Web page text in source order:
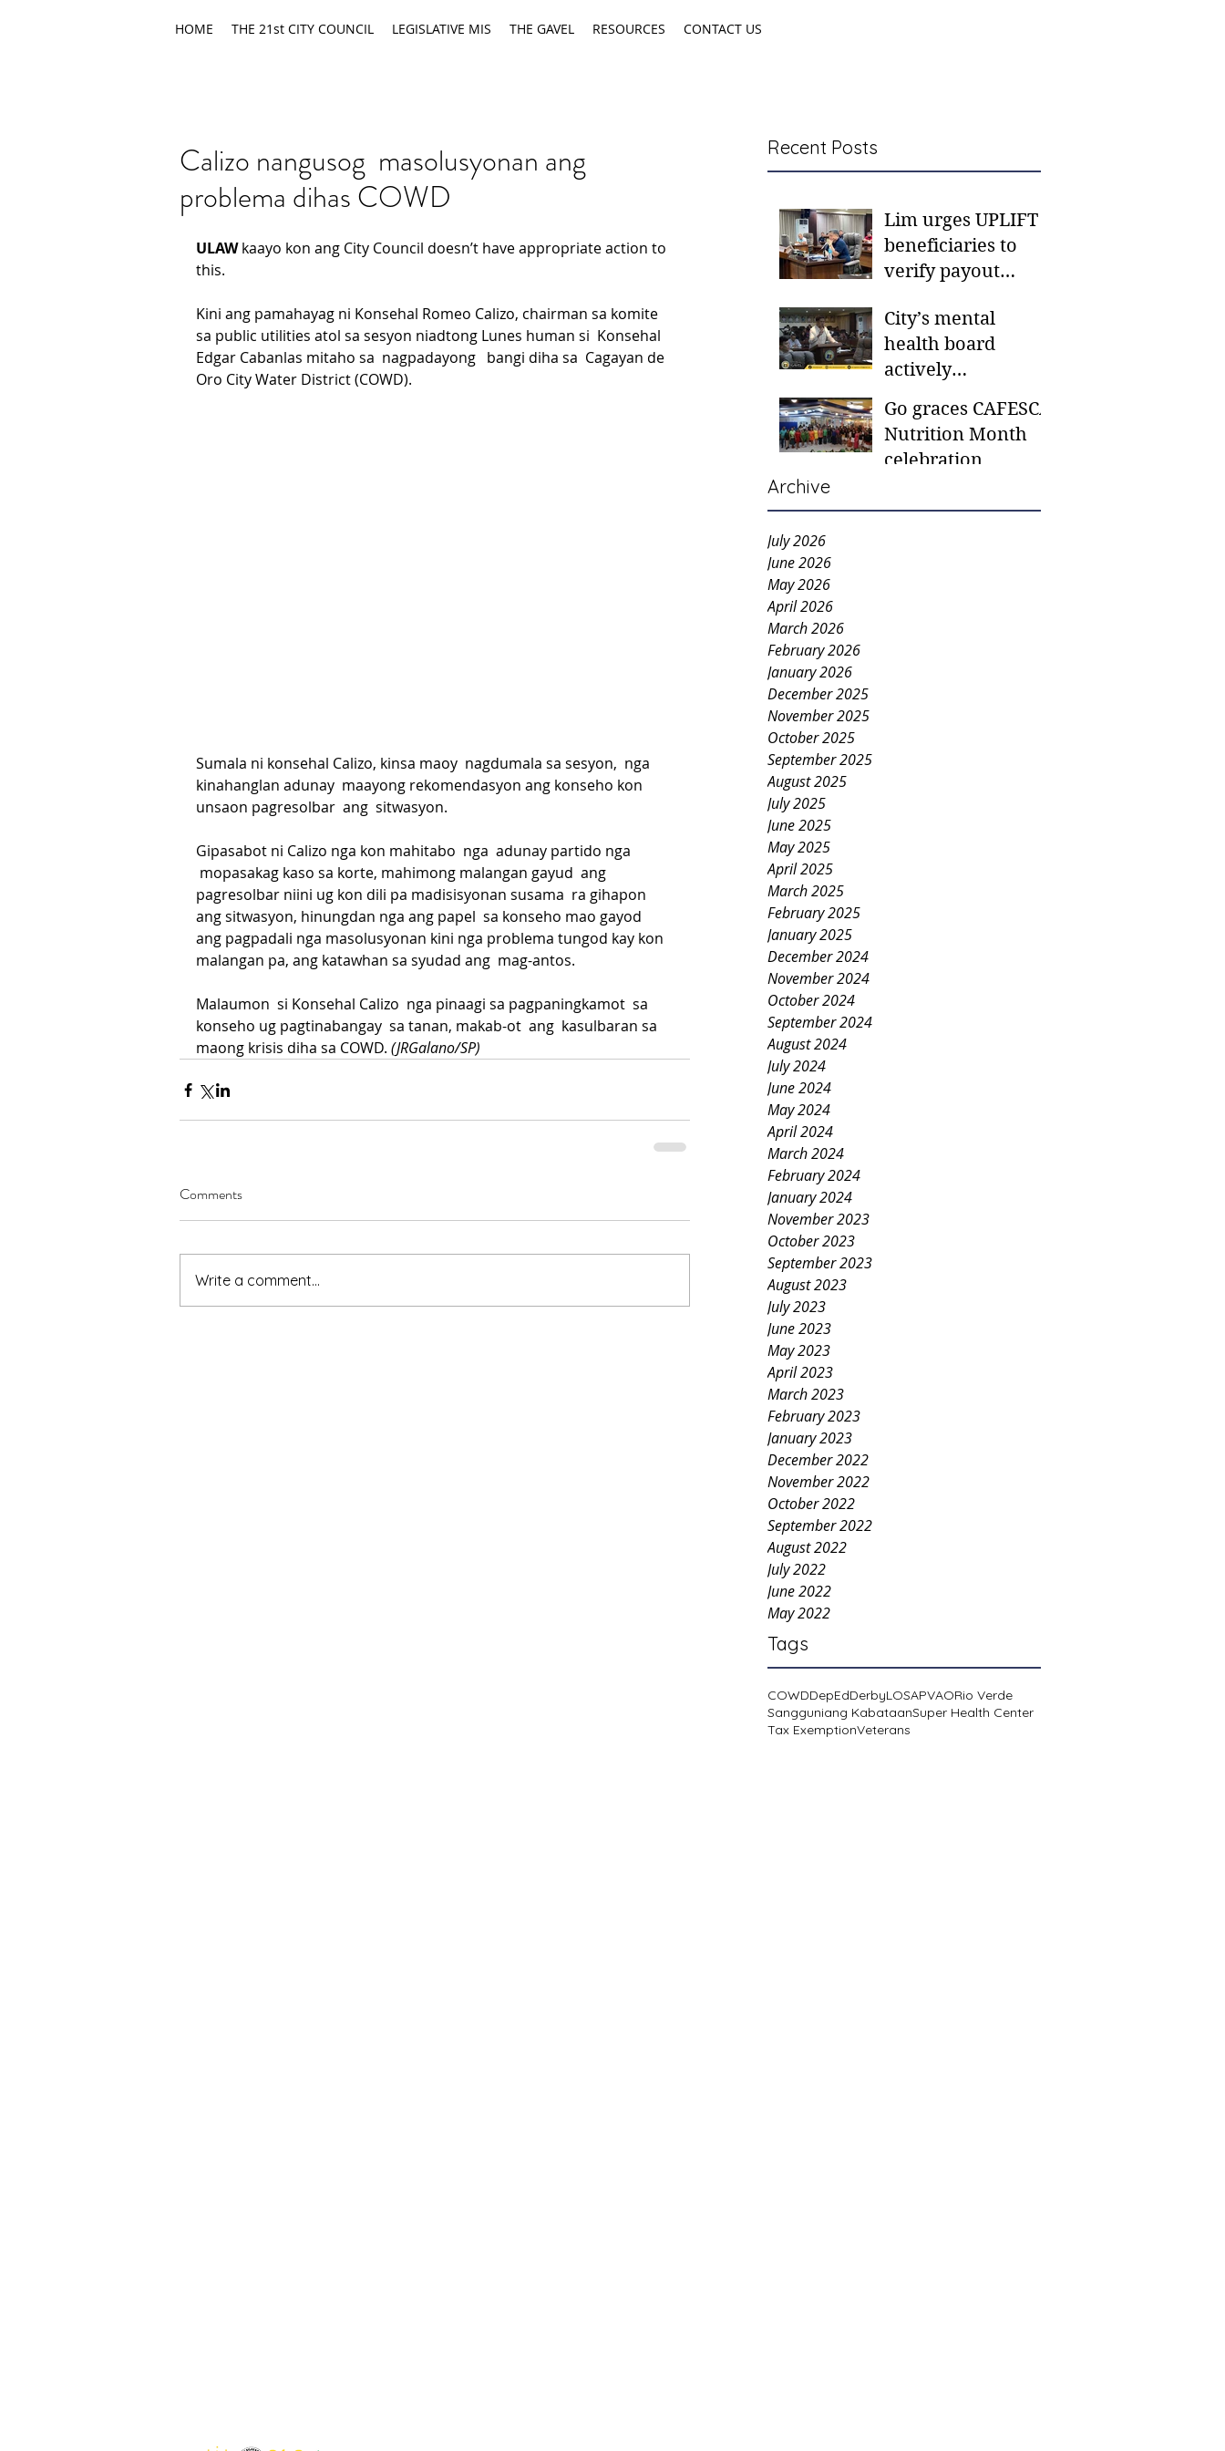
HOME THE 21st CITY COUNCIL LEGISLATIVE MIS THE GAVEL RESOURCES CONTACT US
Recent Posts
Lim urges UPLIFT
beneficiaries to
verify payout
CSWD district sites
City’s mental
health board
actively
students in need -
Gaane
Go graces CAFESCA
Nutrition Month
celebration
Archive
July 2026
June 2026
May 2026
April 2026
March 2026
February 2026
January 2026
December 2025
November 2025
October 2025
September 2025
August 2025
July 2025
June 2025
May 2025
April 2025
March 2025
February 2025
January 2025
December 2024
November 2024
October 2024
September 2024
August 2024
July 2024
June 2024
May 2024
April 2024
March 2024
February 2024
January 2024
November 2023
October 2023
September 2023
August 2023
July 2023
June 2023
May 2023
April 2023
March 2023
February 2023
January 2023
December 2022
November 2022
October 2022
September 2022
August 2022
July 2022
June 2022
May 2022
Tags
COWDDepEdDerbyLOSAPVAORio Verde
Sangguniang KabataanSuper Health Center
Tax ExemptionVeterans
Calizo nangusog masolusyonan ang
problema dihas COWD
ULAW kaayo kon ang City Council doesn’t have appropriate action to
this.
Kini ang pamahayag ni Konsehal Romeo Calizo, chairman sa komite
sa public utilities atol sa sesyon niadtong Lunes human si  Konsehal
Edgar Cabanlas mitaho sa  nagpadayong   bangi diha sa  Cagayan de
Oro City Water District (COWD).
Sumala ni konsehal Calizo, kinsa maoy  nagdumala sa sesyon,  nga
kinahanglan adunay  maayong rekomendasyon ang konseho kon
unsaon pagresolbar  ang  sitwasyon.
Gipasabot ni Calizo nga kon mahitabo  nga  adunay partido nga
mopasakag kaso sa korte, mahimong malangan gayud  ang
pagresolbar niini ug kon dili pa madisisyonan susama  ra gihapon
ang sitwasyon, hinungdan nga ang papel  sa konseho mao gayod
ang pagpadali nga masolusyonan kini nga problema tungod kay kon
malangan pa, ang katawhan sa syudad ang  mag-antos.
Malaumon  si Konsehal Calizo  nga pinaagi sa pagpaningkamot  sa
konseho ug pagtinabangay  sa tanan, makab-ot  ang  kasulbaran sa
maong krisis diha sa COWD. (JRGalano/SP)
Comments
Write a comment...